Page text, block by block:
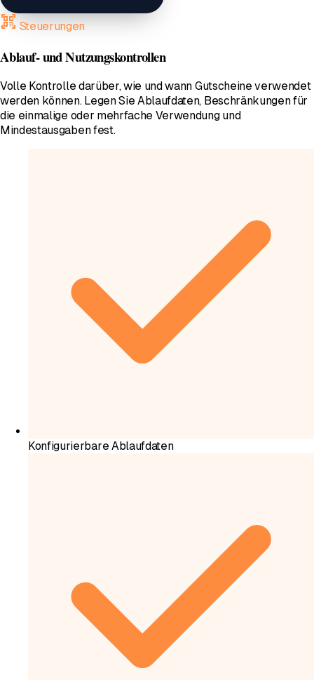
qr_code_scanner Steuerungen
Ablauf- und Nutzungskontrollen
Volle Kontrolle darüber, wie und wann Gutscheine verwendet
werden können. Legen Sie Ablaufdaten, Beschränkungen für
die einmalige oder mehrfache Verwendung und
Mindestausgaben fest.
Konfigurierbare Ablaufdaten